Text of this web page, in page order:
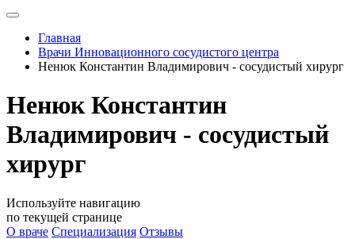
Главная
Врачи Инновационного сосудистого центра
Ненюк Константин Владимирович - сосудистый хирург
Ненюк Константин
Владимирович - сосудистый
хирург
Используйте навигацию
по текущей странице
О враче Специализация Отзывы